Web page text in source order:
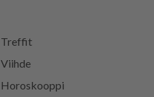
Treffit
Viihde
Horoskooppi